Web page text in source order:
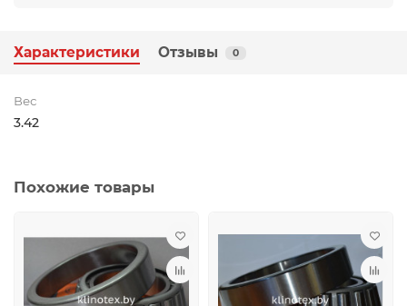
Характеристики Отзывы 0
Вес
3.42
Похожие товары